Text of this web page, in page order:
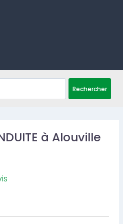
Rechercher
à Alouville